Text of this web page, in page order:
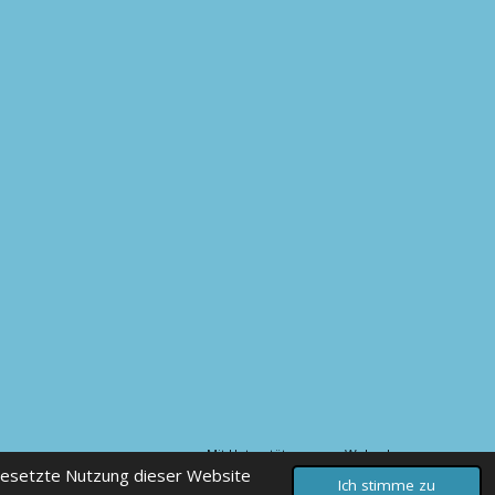
Nutzung dieser Website
Ich stimme zu
Mit Unterstützung vonWebador